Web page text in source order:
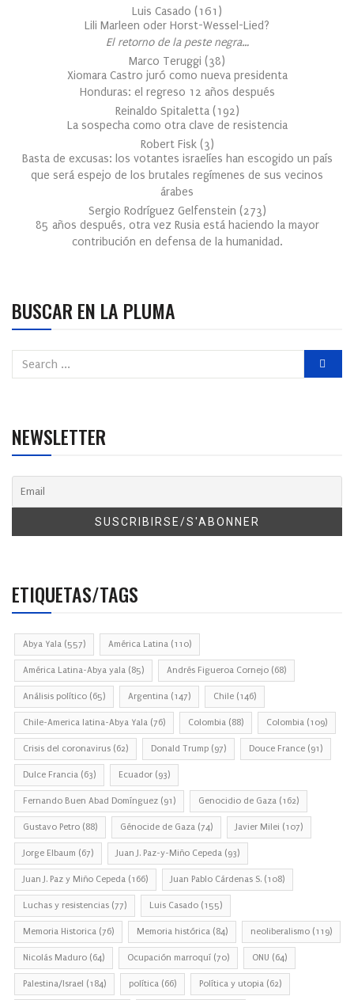
Luis Casado (161 )
Lili Marleen oder Horst-Wessel-Lied?
El retorno de la peste negra…
Marco Teruggi (38)
Xiomara Castro juró como nueva presidenta
Honduras: el regreso 12 años después
Reinaldo Spitaletta (192)
La sospecha como otra clave de resistencia
Robert Fisk (3)
Basta de excusas: los votantes israelíes han escogido un país
que será espejo de los brutales regímenes de sus vecinos
árabes
Sergio Rodríguez Gelfenstein (273)
85 años después, otra vez Rusia está haciendo la mayor
contribución en defensa de la humanidad.
BUSCAR EN LA PLUMA
NEWSLETTER
ETIQUETAS/TAGS
Abya Yala (557) América Latina (110)
América Latina-Abya yala (85) Andrés Figueroa Cornejo (68)
Análisis político (65) Argentina (147) Chile (146)
Chile-America latina-Abya Yala (76) Colombia (88) Colombia (109)
Crisis del coronavirus (62) Donald Trump (97) Douce France (91)
Dulce Francia (63) Ecuador (93)
Fernando Buen Abad Domínguez (91) Genocidio de Gaza (162)
Gustavo Petro (88) Génocide de Gaza (74) Javier Milei (107)
Jorge Elbaum (67) Juan J. Paz-y-Miño Cepeda (93)
Juan J. Paz y Miño Cepeda (166) Juan Pablo Cárdenas S. (108)
Luchas y resistencias (77) Luis Casado (155)
Memoria Historica (76) Memoria histórica (84) neoliberalismo (119)
Nicolás Maduro (64) Ocupación marroquí (70) ONU (64)
Palestina/Israel (184) política (66) Política y utopia (62)